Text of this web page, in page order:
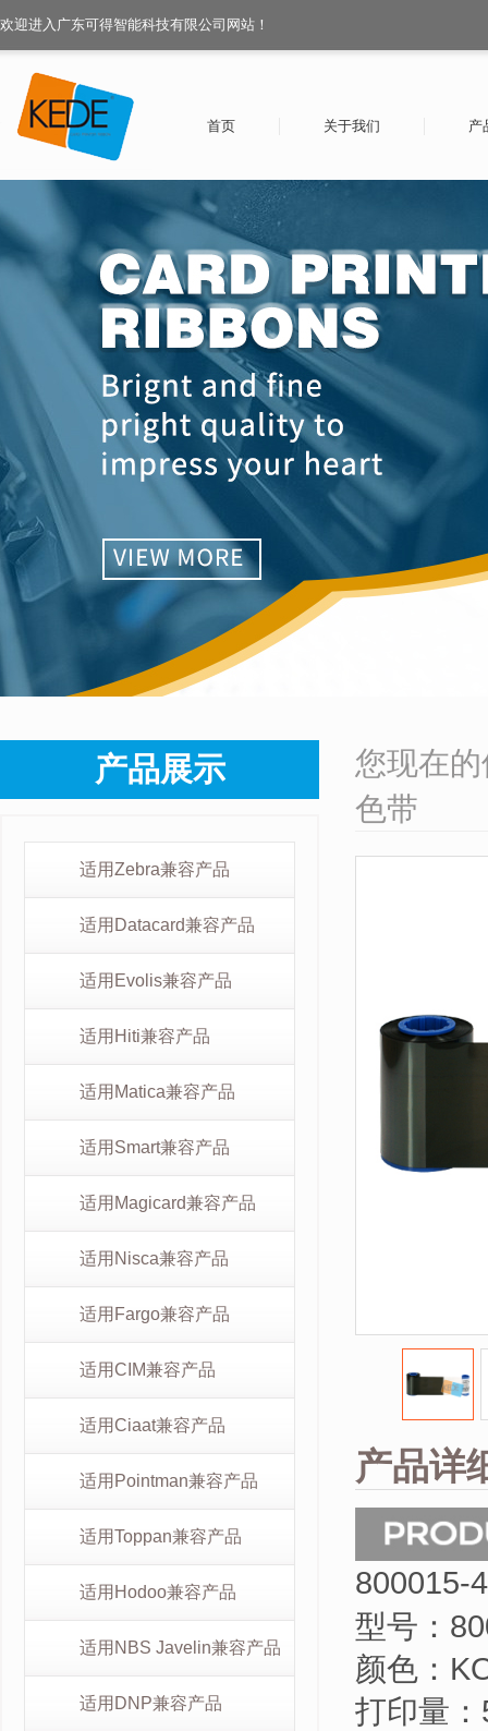
欢迎进入广东可得智能科技有限公司网站！
首页 关于我们 产
产品展示
适用Zebra兼容产品
适用Datacard兼容产品
适用Evolis兼容产品
适用Hiti兼容产品
适用Matica兼容产品
适用Smart兼容产品
适用Magicard兼容产品
适用Nisca兼容产品
适用Fargo兼容产品
适用CIM兼容产品
适用Ciaat兼容产品
适用Pointman兼容产品
适用Toppan兼容产品
适用Hodoo兼容产品
适用NBS Javelin兼容产品
适用DNP兼容产品
您现在
色带
产品详
800015-
型号：
颜色：
打印量